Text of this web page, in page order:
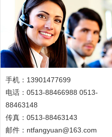
手机：13901477699
电话：0513-88466988 0513-
88463148
传真：0513-88463143
邮件：ntfangyuan@163.com